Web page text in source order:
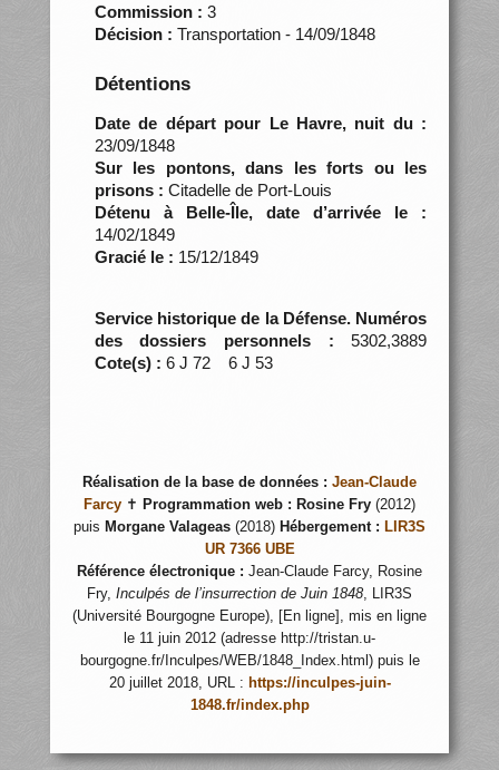
Commission : 3
Décision : Transportation - 14/09/1848
Détentions
Date de départ pour Le Havre, nuit du :
23/09/1848
Sur les pontons, dans les forts ou les
prisons : Citadelle de Port-Louis
Détenu à Belle-Île, date d’arrivée le :
14/02/1849
Gracié le : 15/12/1849
Service historique de la Défense. Numéros
des dossiers personnels :5302,3889
Cote(s) : 6 J 72 6 J 53
Réalisation de la base de données : Jean-Claude
Farcy ✝ Programmation web : Rosine Fry (2012)
puis Morgane Valageas (2018) Hébergement : LIR3S
UR 7366 UBE
Référence électronique : Jean-Claude Farcy, Rosine
Fry, Inculpés de l’insurrection de Juin 1848, LIR3S
(Université Bourgogne Europe), [En ligne], mis en ligne
le 11 juin 2012 (adresse http://tristan.u-
bourgogne.fr/Inculpes/WEB/1848_Index.html) puis le
20 juillet 2018, URL : https://inculpes-juin-
1848.fr/index.php